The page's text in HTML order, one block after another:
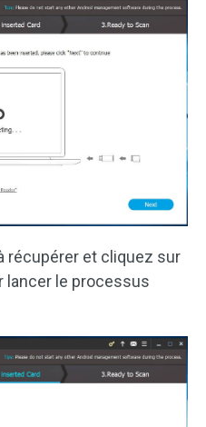
récupérer et cliquez sur
lancer le processus